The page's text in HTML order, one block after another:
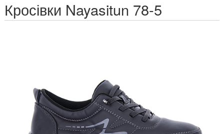
Кросівки Nayasitun 78-5